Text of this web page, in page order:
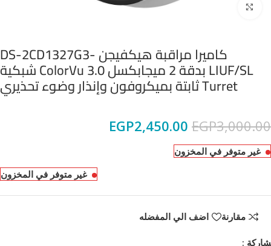
كاميرا مراقبة هيكفيجن DS-2CD1327G3-
LIUF/SL بدقة 2 ميجابكسل ColorVu 3.0 شبكية
Turret ثابتة بميكروفون وإنذار وضوء تحذيري
EGP3,000.00
EGP2,450.00
غير متوفر في المخزون
غير متوفر في المخزون
مقارنة اضف الي المفضله
: